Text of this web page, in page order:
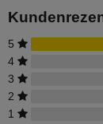
5
4
3
2
1